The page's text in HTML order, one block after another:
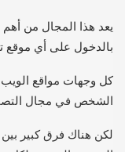
يعد هذا المجال من
بالدخول على أي موقع
كل وجهات مواقع الويب
الشخص في مجال
لكن هناك فرق كبير